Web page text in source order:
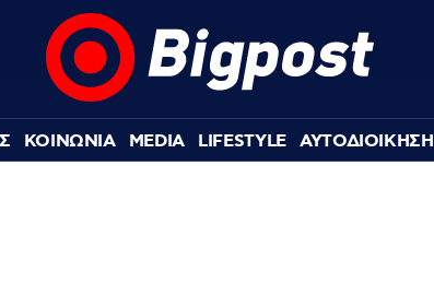
ΚΟΙΝΩΝΙΑ MEDIA LIFESTYLE ΑΥΤΟΔΙΟΙΚΗΣΗ